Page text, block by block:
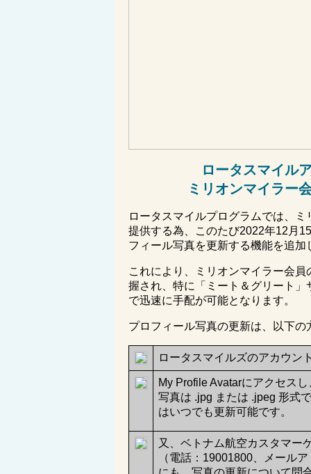
ロータスマイル
ミリオンマイラー
ロータスマイルプログラムでは、
提供する為、このたび2022年12月
フィール写真を更新する機能を追加
これにより、ミリオンマイラー会
握され、特に「ミート＆グリート
で迅速に手配が可能となります。
プロフィール写真の更新は、以下の
ロータスマイルズのアカウン
My Profile Avatarにアクセス
写真は .jpg または .jpeg 形式
はいつでも更新可能です。
又、ベトナム航空カスタマー
（電話：19001800、メール